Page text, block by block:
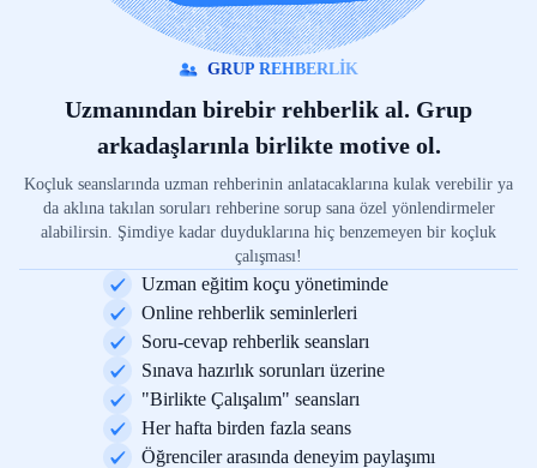
GRUP REHBERLİK
Uzmanından birebir rehberlik al. Grup
arkadaşlarınla birlikte motive ol.
Koçluk seanslarında uzman rehberinin anlatacaklarına kulak verebilir ya
da aklına takılan soruları rehberine sorup sana özel yönlendirmeler
alabilirsin. Şimdiye kadar duyduklarına hiç benzemeyen bir koçluk
çalışması!
Uzman eğitim koçu yönetiminde
Online rehberlik seminlerleri
Soru-cevap rehberlik seansları
Sınava hazırlık sorunları üzerine
"Birlikte Çalışalım" seansları
Her hafta birden fazla seans
Öğrenciler arasında deneyim paylaşımı